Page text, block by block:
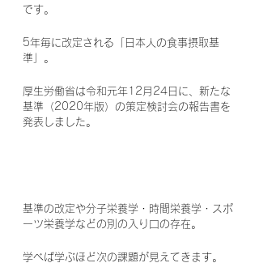
です。
5年毎に改定される「日本人の食事摂取基
準」。
厚生労働省は令和元年12月24日に、新たな
基準（2020年版）の策定検討会の報告書を
発表しました。
基準の改定や分子栄養学・時間栄養学・スポ
ーツ栄養学などの別の入り口の存在。
学べば学ぶほど次の課題が見えてきます。